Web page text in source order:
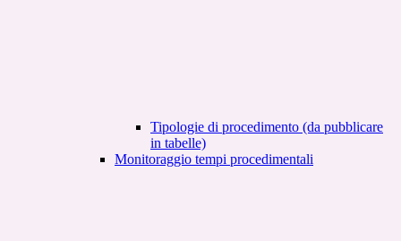
Tipologie di procedimento (da pubblicare
in tabelle)
Monitoraggio tempi procedimentali